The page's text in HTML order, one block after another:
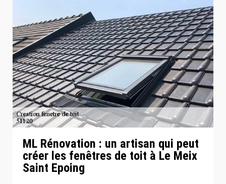
ML Rénovation : un artisan qui peut
créer les fenêtres de toit à Le Meix
Saint Epoing